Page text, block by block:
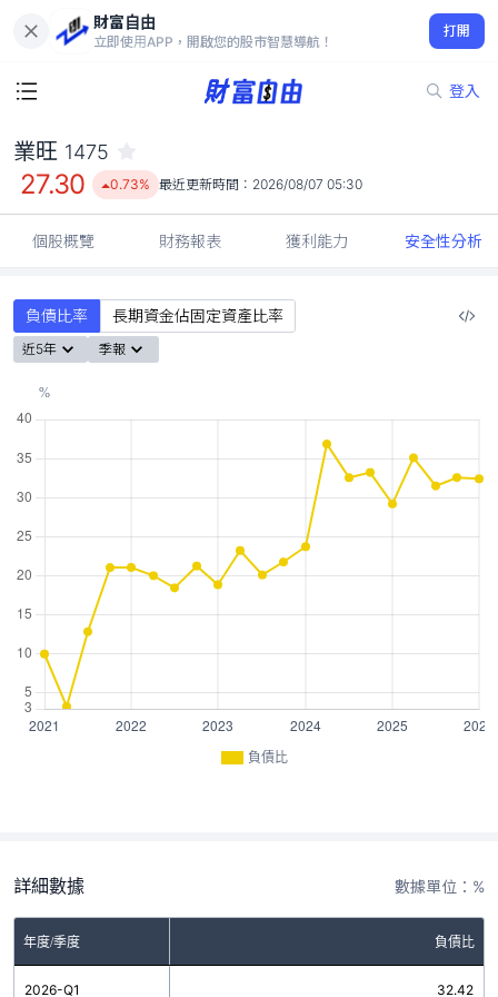
財富自由
立即使用APP，開啟您的股市智慧導航！
打開
登入
27.30
0.73%
業旺 1475
27.30 0.73% 最近更新時間： 2026/08/07 05:30
個股概覽 財務報表 獲利能力 安全性分析
負債比率 長期資金佔固定資產比率
近5年 季報
負債比
詳細數據 數據單位：%
年度/季度 負債比
2026-Q1 32.42